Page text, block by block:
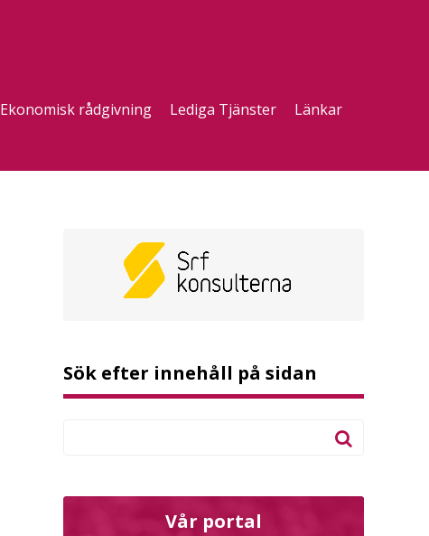
Ekonomisk rådgivning Lediga Tjänster
Länkar
Sök efter innehåll på sidan
Vår portal